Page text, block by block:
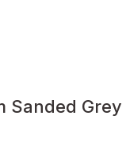
Sanded Grey